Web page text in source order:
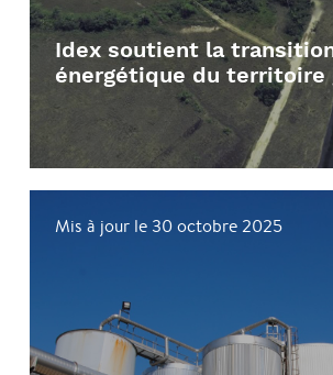
Idex soutient la
énergétique du territoire
Mis à jour le 30 octobre 2025